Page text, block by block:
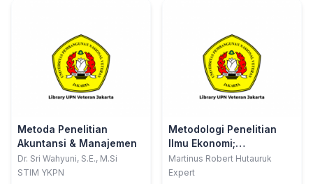
Metoda Penelitian
Akuntansi & Manajemen
Dr. Sri Wahyuni, S.E., M.Si
STIM YKPN
Metodologi Penelitian
Ilmu Ekonomi;
Pendekatan Metode dan
Teknik Sederhana
Martinus Robert Hutauruk
Expert